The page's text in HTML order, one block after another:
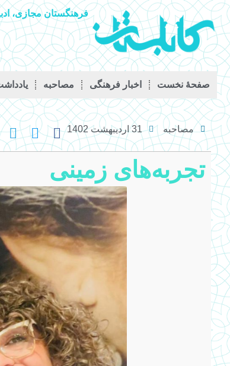
فرهنگستان مجازی،
صفحۀ نخست اخبار فرهنگی مصاحبه
مصاحبه 31 اردیبهشت 1402
تجربه‌های زمینی